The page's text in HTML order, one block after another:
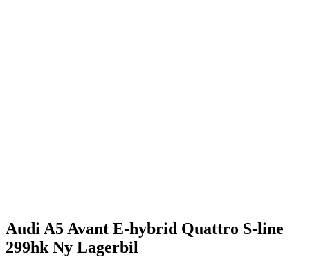
Audi A5 Avant E-hybrid Quattro S-line
299hk Ny Lagerbil